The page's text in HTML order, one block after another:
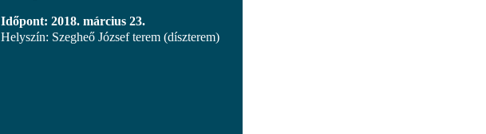
Időpont: 2018. március 23.
Helyszín: Szegheő József terem (díszterem)